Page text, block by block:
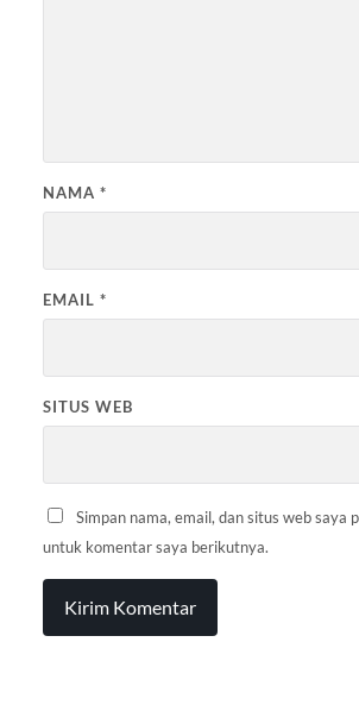
NAMA *
EMAIL *
SITUS WEB
Simpan nama, email, dan situs web saya
untuk komentar saya berikutnya.